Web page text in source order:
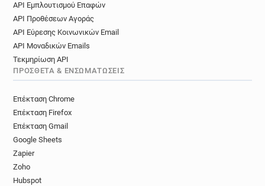
API Εμπλουτισμού Επαφών
API Προθέσεων Αγοράς
API Εύρεσης Κοινωνικών Email
API Μοναδικών Emails
Τεκμηρίωση API
ΠΡΌΣΘΕΤΑ & ΕΝΣΩΜΑΤΏΣΕΙΣ
Επέκταση Chrome
Επέκταση Firefox
Επέκταση Gmail
Google Sheets
Zapier
Zoho
Hubspot